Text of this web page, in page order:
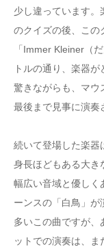
少し違っています。
のクイズの後、この
「Immer Kleiner（
トルの通り、楽器
驚きながらも、マウ
最後まで見事に演奏
続いて登場した楽器
身長ほどもある大き
幅広い音域と優しく
ーンスの「白鳥」
多いこの曲ですが、
ットでの演奏は、ま